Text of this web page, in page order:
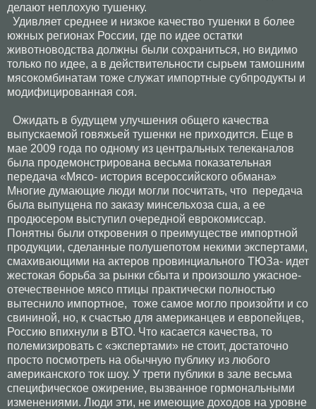
делают неплохую тушенку.
Удивляет среднее и низкое качество тушенки в более
южных регионах России, где по идее остатки
животноводства должны были сохраниться, но видимо
только по идее, а в действительности сырьем тамошним
мясокомбинатам тоже служат импортные субпродукты и
модифицированная соя.
Ожидать в будущем улучшения общего качества
выпускаемой говяжьей тушенки не приходится. Еще в
мае 2009 года по одному из центральных телеканалов
была продемонстрирована весьма показательная
передача «Мясо- история всероссийского обмана»
Многие думающие люди могли посчитать, что передача
была выпущена по заказу минсельхоза сша, а ее
продюсером выступил очередной еврокомиссар.
Понятны были откровения о преимуществе импортной
продукции, сделанные полушепотом некими экспертами,
смахивающими на актеров провинциального ТЮЗа- идет
жестокая борьба за рынки сбыта и произошло ужасное-
отечественное мясо птицы практически полностью
вытеснило импортное, тоже самое могло произойти и со
свининой, но, к счастью для американцев и европейцев,
Россию впихнули в ВТО. Что касается качества, то
полемизировать с «экспертами» не стоит, достаточно
просто посмотреть на обычную публику из любого
американского ток шоу. У трети публики в зале весьма
специфическое ожирение, вызванное гормональными
изменениями. Люди эти, не имеющие доходов на уровне